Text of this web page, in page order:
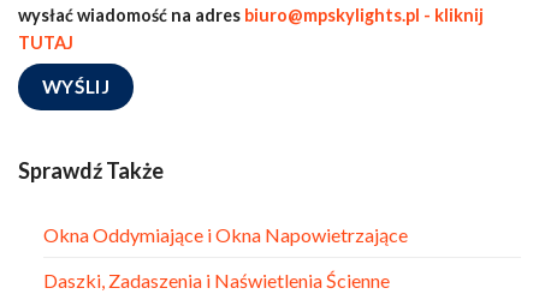
wysłać wiadomość na adres biuro@mpskylights.pl - kliknij
TUTAJ
Sprawdź Także
Okna Oddymiające i Okna Napowietrzające
Daszki, Zadaszenia i Naświetlenia Ścienne